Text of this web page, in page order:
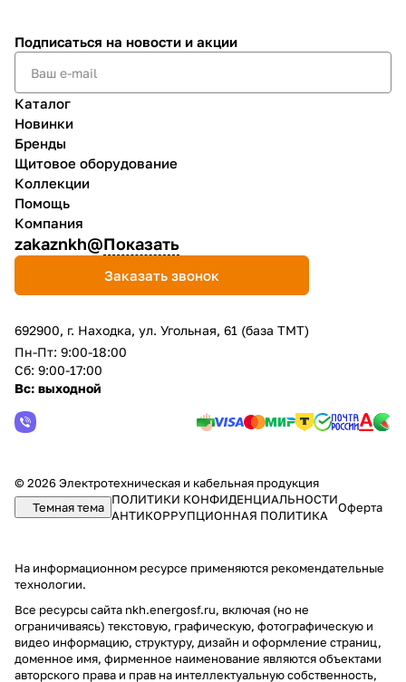
Подписаться на новости и акции
Каталог
Новинки
Бренды
Щитовое оборудование
Коллекции
Помощь
Компания
zakaznkh@Показать
Заказать звонок
692900, г. Находка, ул. Угольная, 61 (база ТМТ)
Пн-Пт: 9:00-18:00
Сб: 9:00-17:00
Вс: выходной
© 2026 Электротехническая и кабельная продукция
Темная тема
ПОЛИТИКИ КОНФИДЕНЦИАЛЬНОСТИ
АНТИКОРРУПЦИОННАЯ ПОЛИТИКА
Оферта
На информационном ресурсе применяются рекомендательные
технологии.
Все ресурсы сайта nkh.energosf.ru, включая (но не
ограничиваясь) текстовую, графическую, фотографическую и
видео информацию, структуру, дизайн и оформление страниц,
доменное имя, фирменное наименование являются объектами
авторского права и прав на интеллектуальную собственность,